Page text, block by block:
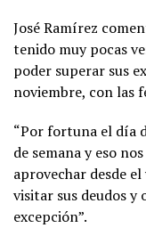
José Ramírez
tenido muy pocas
poder superar sus
noviembre, con las
“Por fortuna el día
de semana y eso
aprovechar desde
visitar sus deudos y
excepción”.